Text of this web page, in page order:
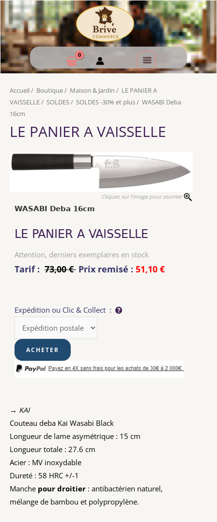
Accueil / Boutique/ Maison & Jardin / LE PANIER A
VAISSELLE/ SOLDES/ SOLDES -30% et plus/ WASABI Deba
16cm
LE PANIER A VAISSELLE
Cliquez sur l'image pour zoomer
WASABI Deba 16cm
LE PANIER A VAISSELLE
Attention, derniers exemplaires en stock
Tarif : 73,00 € Prix remisé : 51,10 €
Expédition ou Clic & Collect :
→ KAI
Couteau deba Kai Wasabi Black
Longueur de lame asymétrique : 15 cm
Longueur totale : 27.6 cm
Acier : MV inoxydable
Dureté : 58 HRC +/-1
Manche pour droitier : antibactérien naturel,
mélange de bambou et polypropylène.